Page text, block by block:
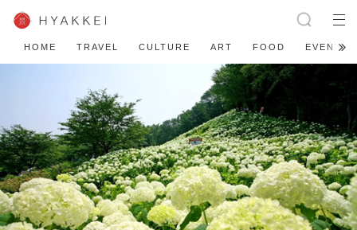
HOME TRAVEL CULTURE ART FOOD EVENT